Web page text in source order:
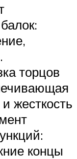
торцов
жесткость
концы